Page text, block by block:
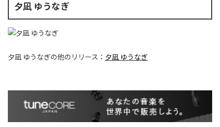
夕凪 ゆうなぎ
夕凪 ゆうなぎの他のリリース： 夕凪 ゆうなぎ